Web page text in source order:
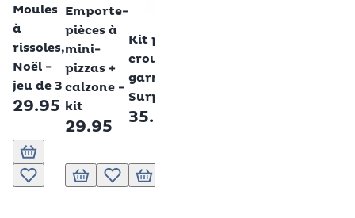
Moules
à
rissoles,
Noël -
jeu de 3
29.95
Ajouter au panier
Ajouter à la liste de souhaits.
Emporte-
pièces à
mini-
pizzas +
calzone -
kit
29.95
Ajouter au panier
Ajouter à la liste de souhaits.
Kit pour
croustades
garnies
Surprise
35.95
Ajouter au panier